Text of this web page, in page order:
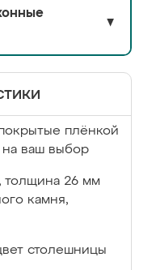
▼
плёнкой
на ваш выбор
толщина 26 мм
камня,
столешницы